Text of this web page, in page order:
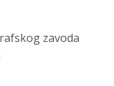
zavoda